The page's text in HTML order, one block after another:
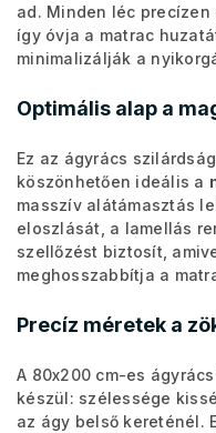
ad. Minden léc precízen
így óvja a matrac
minimalizálják a
Optimális alap a
Ez az ágyrács
köszönhetően ideális a
masszív alátámasztás
eloszlását, a lamellás
szellőzést biztosít,
meghosszabbítja a
Precíz méretek a
A 80x200 cm-es
készül: szélessége
az ágy belső kereténél.